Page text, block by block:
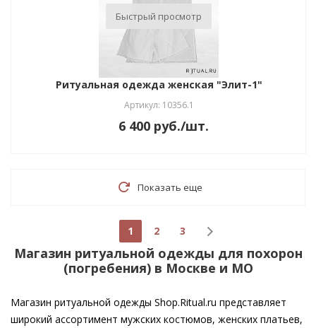
Быстрый просмотр
Ритуальная одежда женская "Элит-1"
Артикул: 10356.1
6 400 руб./шт.
Показать еще
1 2 3
Магазин ритуальной одежды для похорон
(погребения) в Москве и МО
Магазин ритуальной одежды Shop.Ritual.ru представляет
широкий ассортимент мужских костюмов, женских платьев,